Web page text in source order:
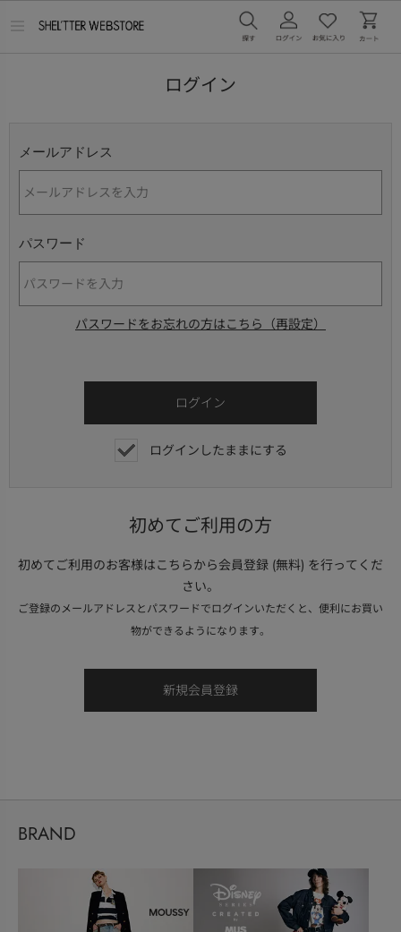
ログイン
メールアドレス
パスワード
パスワードをお忘れの方はこちら（再設定）
ログインしたままにする
初めてご利用の方
初めてご利用のお客様はこちらから会員登録 (無料) を行ってくだ
さい。
ご登録のメールアドレスとパスワードでログインいただくと、便利にお買い
物ができるようになります。
BRAND